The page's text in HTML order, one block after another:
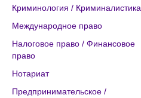
Криминология / Криминалистика
Международное право
Налоговое право / Финансовое
право
Нотариат
Предпринимательское /